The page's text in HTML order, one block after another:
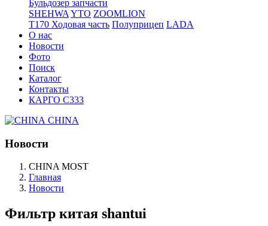
Бульдозер запчасти
SHEHWA YTO ZOOMLION
T170 Ходовая часть Полуприцеп LADA
О нас
Новости
Фото
Поиск
Каталог
Контакты
КАРГО С333
CHINA
Новости
CHINA MOST
Главная
Новости
Фильтр китая shantui